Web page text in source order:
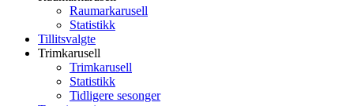
Raumarkarusell
Statistikk
Tillitsvalgte
Trimkarusell
Trimkarusell
Statistikk
Tidligere sesonger